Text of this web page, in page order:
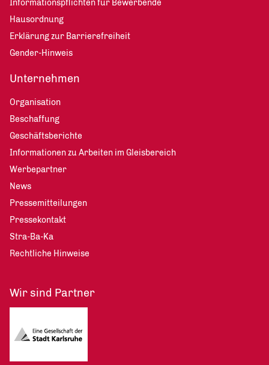
Informationspflichten für Bewerbende
Hausordnung
Erklärung zur Barrierefreiheit
Gender-Hinweis
Unternehmen
Organisation
Beschaffung
Geschäftsberichte
Informationen zu Arbeiten im Gleisbereich
Werbepartner
News
Pressemitteilungen
Pressekontakt
Stra-Ba-Ka
Rechtliche Hinweise
Wir sind Partner